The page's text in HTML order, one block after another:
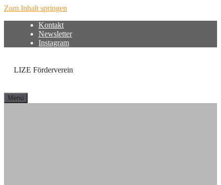
Zum Inhalt springen
Kontakt
Newsletter
Instagram
LIZE Förderverein
Menü